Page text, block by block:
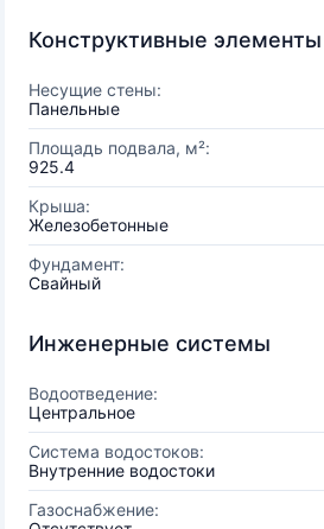
Конструктивные элементы
Несущие стены:
Панельные
Площадь подвала, м²:
925.4
Крыша:
Железобетонные
Фундамент:
Свайный
Инженерные системы
Водоотведение:
Центральное
Система водостоков:
Внутренние водостоки
Газоснабжение: